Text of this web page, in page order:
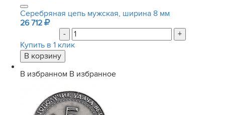
Серебряная цепь мужская, ширина 8 мм
26 712
-
+
Купить в 1 клик
В избранном В избранное